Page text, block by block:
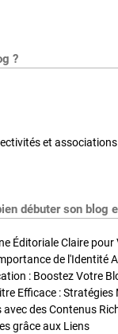
?
et associations
débuter son blog
Éditoriale Claire pour
de l'Identité
Efficace : Stratégies
grâce aux Liens